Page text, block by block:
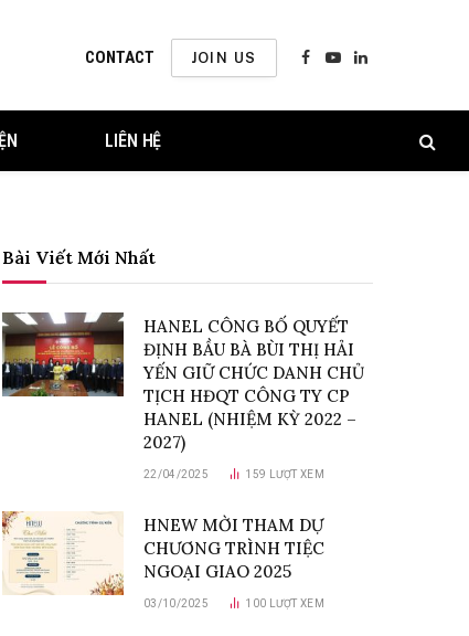
CONTACT JOIN US
Facebook
YouTubeLinkedIn
LIÊN HỆ
Bài Viết Mới Nhất
HANEL CÔNG BỐ QUYẾT
ĐỊNH BẦU BÀ BÙI THỊ HẢI
YẾN GIỮ CHỨC DANH CHỦ
TỊCH HĐQT CÔNG TY CP
HANEL (NHIỆM KỲ 2022 –
2027)
22/04/2025 159 LƯỢT XEM
HNEW MỜI THAM DỰ
CHƯƠNG TRÌNH TIỆC
NGOẠI GIAO 2025
03/10/2025 100 LƯỢT XEM